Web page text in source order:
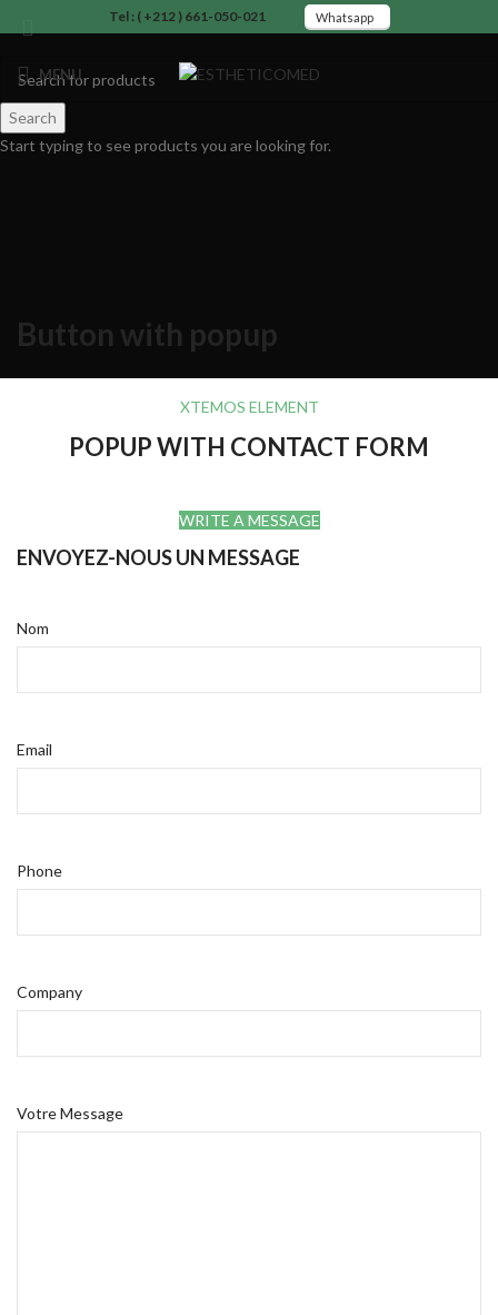
Tel : ( +212 ) 661-050-021 Whatsapp
MENU
Button with popup
XTEMOS ELEMENT
POPUP WITH CONTACT FORM
WRITE A MESSAGE
ENVOYEZ-NOUS UN MESSAGE
Nom
Email
Phone
Company
Votre Message
Search
Start typing to see products you are looking for.